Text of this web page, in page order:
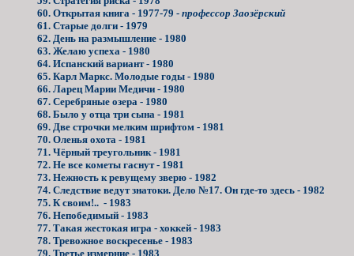
60. Открытая книга - 1977-79 -профессор Заозёрский
61. Старые долги - 1979
62. День на размышление - 1980
63. Желаю успеха - 1980
64. Испанский вариант - 1980
65. Карл Маркс. Молодые годы - 1980
66. Ларец Марии Медичи - 1980
67. Серебряные озера - 1980
68. Было у отца три сына - 1981
69. Две строчки мелким шрифтом - 1981
70. Оленья охота - 1981
71. Чёрный треугольник - 1981
72. Не все кометы гаснут - 1981
73. Нежность к ревущему зверю - 1982
74. Следствие ведут знатоки. Дело №17. Он где-то здесь - 1982
75. К своим!.. - 1983
76. Непобедимый - 1983
77. Такая жестокая игра - хоккей - 1983
78. Тревожное воскресенье - 1983
79. Третье измерние - 1983